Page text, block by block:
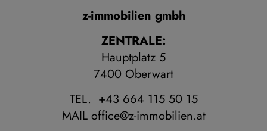
z-immobilien gmbh
ZENTRALE:
Hauptplatz 5
7400 Oberwart
TEL. +43 664 115 50 15
MAIL office@z-immobilien.at